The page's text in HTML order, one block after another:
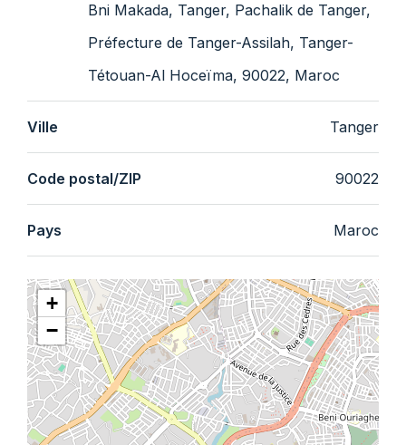
Bni Makada, Tanger, Pachalik de Tanger,
Préfecture de Tanger-Assilah, Tanger-
Tétouan-Al Hoceïma, 90022, Maroc
Ville Tanger
Code postal/ZIP 90022
Pays Maroc
+
−